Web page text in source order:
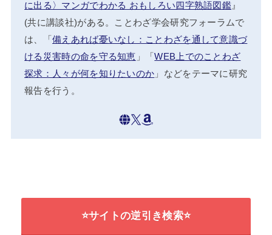
に出る〉マンガでわかる おもしろい四字熟語図鑑』
(共に講談社)がある。ことわざ学会研究フォーラムで
は、「備えあれば憂いなし：ことわざを通して意識づ
ける災害時の命を守る知恵 」「WEB上でのことわざ
探求：人々が何を知りたいのか 」などをテーマに研究
報告を行う。
⭐サイトの逆引き検索⭐